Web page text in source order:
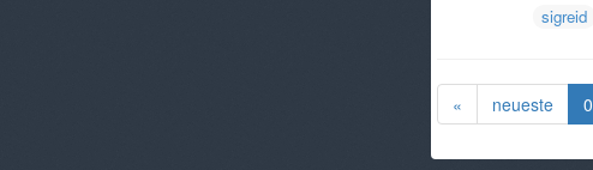
sigreid
« neueste 0